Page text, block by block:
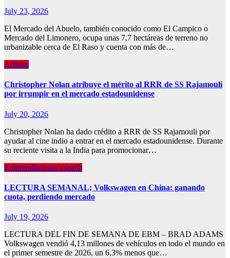
July 23, 2026
El Mercado del Abuelo, también conocido como El Campico o
Mercado del Limonero, ocupa unas 7,7 hectáreas de terreno no
urbanizable cerca de El Raso y cuenta con más de…
Artistas
Christopher Nolan atribuye el mérito al RRR de SS Rajamouli
por irrumpir en el mercado estadounidense
July 20, 2026
Christopher Nolan ha dado crédito a RRR de SS Rajamouli por
ayudar al cine indio a entrar en el mercado estadounidense. Durante
su reciente visita a la India para promocionar…
Emprendimiento españa
LECTURA SEMANAL; Volkswagen en China: ganando
cuota, perdiendo mercado
July 19, 2026
LECTURA DEL FIN DE SEMANA DE EBM – BRAD ADAMS
Volkswagen vendió 4,13 millones de vehículos en todo el mundo en
el primer semestre de 2026, un 6,3% menos que…